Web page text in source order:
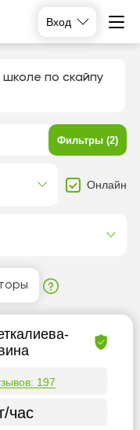
Вход
школе по скайпу
197
час
Фильтры (2)
Онлайн